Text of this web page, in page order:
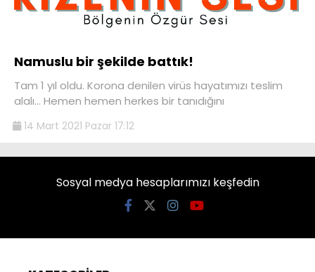
Namuslu bir şekilde battık!
Tam 1 yıl oldu. Korona denilen virüs hayatımızı teslim
alalı… Hemen hemen herkes bir tanıdığını
14 Mart 2021 Pazar 17:12
Sosyal medya hesaplarımızı keşfedin